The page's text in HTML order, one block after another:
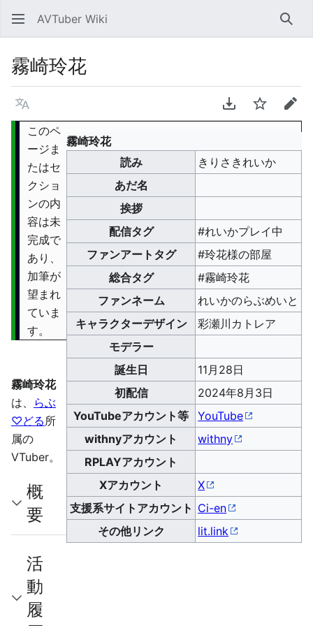
AVTuber Wiki 検索
霧崎玲花
言語 PDFをダウンロ
ウォッチ編集
霧崎玲花
読み
きりさきれいか
あだ名
挨拶
配信タグ
#れいかプレイ中
ファンアートタグ
#玲花様の部屋
総合タグ
#霧崎玲花
ファンネーム
れいかのらぶめいと
キャラクターデザイン
彩瀬川カトレア
モデラー
誕生日
11月28日
初配信
2024年8月3日
YouTubeアカウント等
YouTube
withnyアカウント
withny
RPLAYアカウント
Xアカウント
X
支援系サイトアカウント Ci-en
その他リンク
lit.link
このペ
ージま
たはセ
クショ
ンの内
容は未
完成で
あり、
加筆が
望まれ
ていま
す。
霧崎玲花
は、 らぶ
♡どる所
属の
VTuber。
概
要
活
動
履